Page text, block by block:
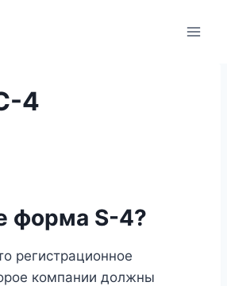
4
форма S-4?
регистрационное
компании должны